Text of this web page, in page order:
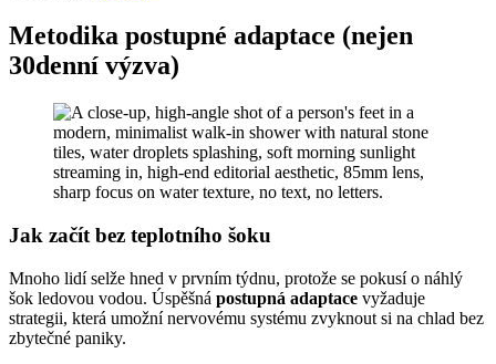
Metodika postupné adaptace (nejen
30denní výzva)
Jak začít bez teplotního šoku
Mnoho lidí selže hned v prvním týdnu, protože se pokusí o náhlý
šok ledovou vodou. Úspěšná postupná adaptace vyžaduje
strategii, která umožní nervovému systému zvyknout si na chlad bez
zbytečné paniky.